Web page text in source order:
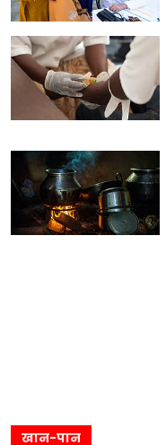
खान-पान